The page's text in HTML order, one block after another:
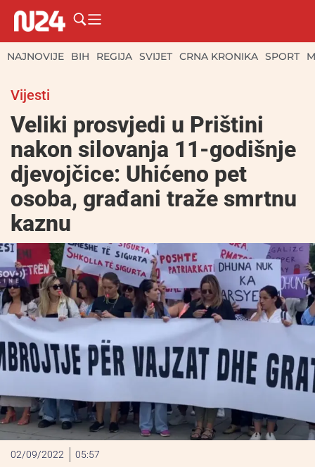
NAJNOVIJE BIH REGIJA SVIJET CRNA KRONIKA SPORT
Vijesti
Veliki prosvjedi u Prištini
nakon silovanja 11-godišnje
djevojčice: Uhićeno pet
osoba, građani traže smrtnu
kaznu
02/09/2022 05:57